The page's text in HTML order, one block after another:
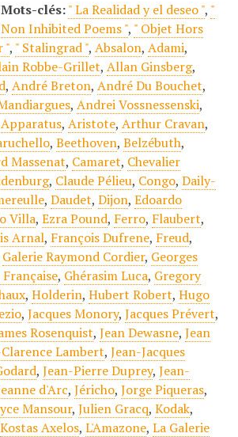
Mots-clés: " La Realidad y el deseo ", "
Non Inhibited Poems ", " Objet Hors
", " Stalingrad ", Absalon, Adami,
Robbe-Grillet, Allan Ginsberg,
, André Breton, André Du Bouchet,
, Andrei Vossnessenski,
Apparatus, Aristote, Arthur Cravan,
, Beethoven, Belzébuth,
Massenat, Camaret, Chevalier
, Claude Pélieu, Congo, Daily-
, Daudet, Dijon, Edoardo
Villa, Ezra Pound, Ferro, Flaubert,
Arnal, François Dufrene, Freud,
Galerie Raymond Cordier, Georges
, Ghérasim Luca, Gregory
, Holderin, Hubert Robert, Hugo
, Jacques Monory, Jacques Prévert,
Rosenquist, Jean Dewasne, Jean
Lambert, Jean-Jacques
, Jean-Pierre Duprey, Jean-
d'Arc, Jéricho, Jorge Piqueras,
Mansour, Julien Gracq, Kodak,
Kostas Axelos, L'Amazone, La Galerie